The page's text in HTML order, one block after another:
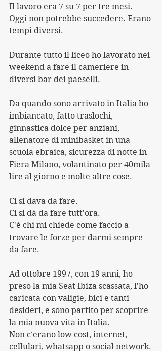
Il lavoro era 7 su 7 per tre mesi.
Oggi non potrebbe succedere. Erano
tempi diversi.
Durante tutto il liceo ho lavorato nei
weekend a fare il cameriere in
diversi bar dei paeselli.
Da quando sono arrivato in Italia ho
imbiancato, fatto traslochi,
ginnastica dolce per anziani,
allenatore di minibasket in una
scuola ebraica, sicurezza di notte in
Fiera Milano, volantinato per 40mila
lire al giorno e molte altre cose.
Ci si dava da fare.
Ci si dà da fare tutt'ora.
C'è chi mi chiede come faccio a
trovare le forze per darmi sempre
da fare.
Ad ottobre 1997, con 19 anni, ho
preso la mia Seat Ibiza scassata, l'ho
caricata con valigie, bici e tanti
desideri, e sono partito per scoprire
la mia nuova vita in Italia.
Non c'erano low cost, internet,
cellulari, whatsapp o social network.